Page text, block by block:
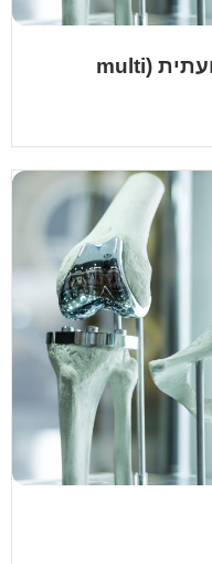
טיפול ושחזור של פגיעה רצועתית (multi